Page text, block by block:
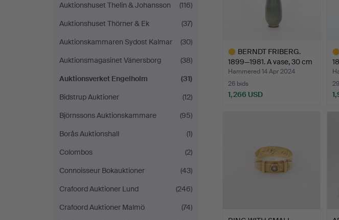
Auktionshuset Thelin & Johansson
(116)
Auktionshuset Thörner & Ek
(37)
Auktionskammaren Sydost Kalmar
(30)
Auktionsmagasinet Vänersborg
(38)
Auktionsverket Engelholm
(31)
Bidstrup Auktioner
(12)
Björnssons Auktionskammare
(95)
Borås Auktionshall
(1)
Colombos
(2)
Connoisseur Bokauktioner
(43)
Crafoord Auktioner Lund
(246)
Crafoord Auktioner Malmö
(74)
BERNDT FRIBERG.
1899—1981. A vase, 30 cm
h…
Hammered 14 Apr 2024
26 bids
1,266 USD